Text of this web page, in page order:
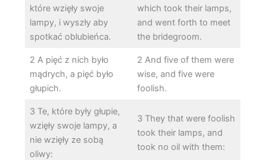
które wzięły swoje
lampy, i wyszły aby
spotkać oblubieńca.
which took their lamps,
and went forth to meet
the bridegroom.
2 A pięć z nich było
mądrych, a pięć było
głupich.
2 And five of them were
wise, and five were
foolish.
3 Te, które były głupie,
wzięły swoje lampy, a
nie wzięły ze sobą
oliwy:
3 They that were foolish
took their lamps, and
took no oil with them: